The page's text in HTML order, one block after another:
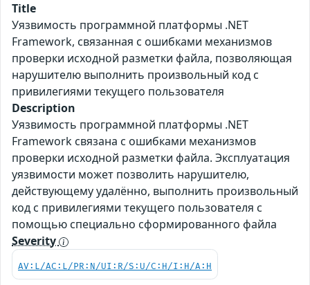
Title
Уязвимость программной платформы .NET
Framework, связанная с ошибками механизмов
проверки исходной разметки файла, позволяющая
нарушителю выполнить произвольный код с
привилегиями текущего пользователя
Description
Уязвимость программной платформы .NET
Framework связана с ошибками механизмов
проверки исходной разметки файла. Эксплуатация
уязвимости может позволить нарушителю,
действующему удалённо, выполнить произвольный
код с привилегиями текущего пользователя с
помощью специально сформированного файла
Severity
AV:L/AC:L/PR:N/UI:R/S:U/C:H/I:H/A:H